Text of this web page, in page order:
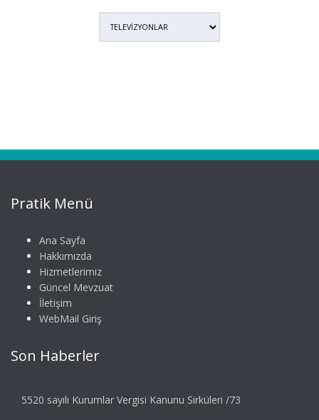
Pratik Menü
Ana Sayfa
Hakkımızda
Hizmetlerimiz
Güncel Mevzuat
İletişim
WebMail Giriş
Son Haberler
5520 sayılı Kurumlar Vergisi Kanunu Sirküleri /73